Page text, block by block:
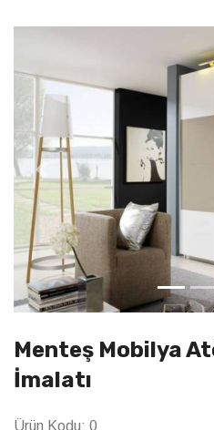
Previous
Menteş Mobilya
İmalatı
Ürün Kodu: 0